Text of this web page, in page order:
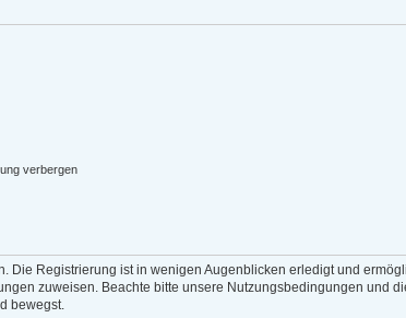
verbergen
Die Registrierung ist in wenigen Augenblicken erledigt und
zuweisen. Beachte bitte unsere Nutzungsbedingungen und
bewegst.